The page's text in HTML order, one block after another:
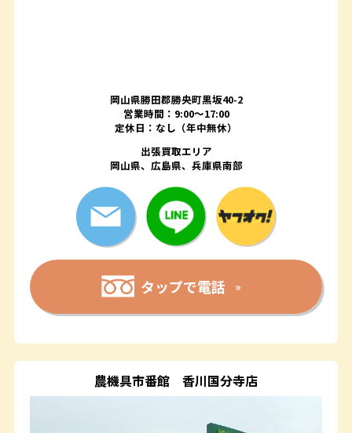
岡山県勝田郡勝央町黒坂40-2
営業時間：9:00～17:00
定休日：なし（年中無休）
出張買取エリア
岡山県、広島県、兵庫県南部
タップで電話
農機具市番館 香川国分寺店